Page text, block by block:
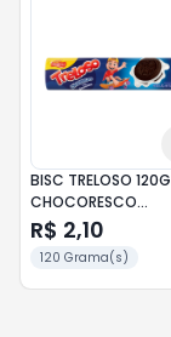
BISC TRELOSO 120G
CHOCORESCO
BAUNILHA
R$ 2,10
120 Grama(s)